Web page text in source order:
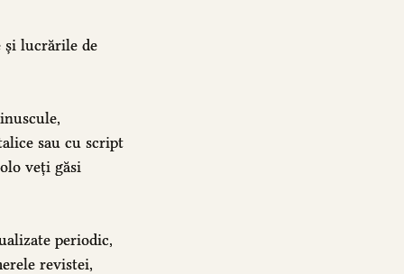
și lucrările de
sau cu script
veți găsi
periodic,
revistei,